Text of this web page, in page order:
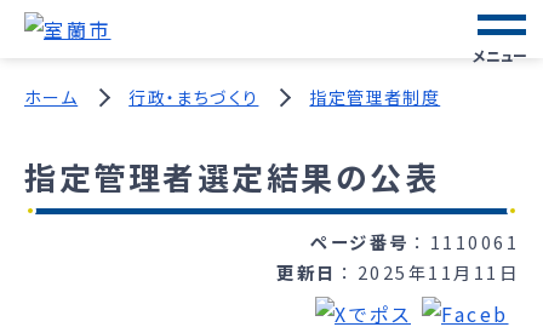
メニュー
ホーム 行政・まちづくり 指定管理者制度
指定管理者選定結果の公表
ページ番号
1110061
更新日
2025年11月11日